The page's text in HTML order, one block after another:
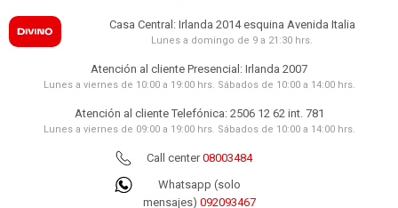
Casa Central: Irlanda 2014 esquina Avenida Italia
Lunes a domingo de 9 a 21:30 hrs.
Atención al cliente Presencial: Irlanda 2007
Lunes a viernes de 10:00 a 19:00 hrs. Sábados de 10:00 a 14:00 hrs.
Atención al cliente Telefónica: 2506 12 62 int. 781
Lunes a viernes de 09:00 a 19:00 hrs. Sábados de 10:00 a 14:00 hrs.
Call center08003484
Whatsapp (solo
mensajes) 092093467